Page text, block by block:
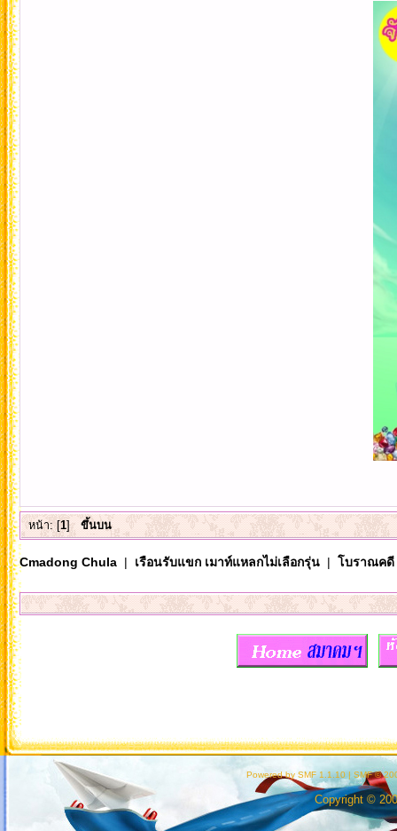
หน้า: [1] ขึ้นบน
Cmadong Chula| เรือนรับแขก เมาท์แหลกไม่เลือกรุ่น| โบราณคดี
Powered by SMF 1.1.10 | SMF ©
Copyright ©